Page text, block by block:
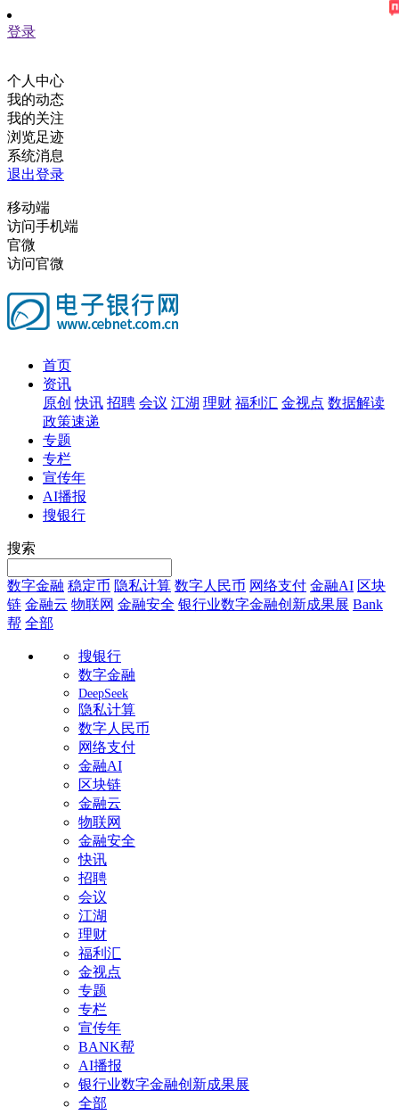
登录
个人中心
我的动态
我的关注
浏览足迹
系统消息
退出登录
移动端
访问手机端
官微
访问官微
首页
资讯
原创 快讯 招聘 会议 江湖 理财 福利汇 金视点 数据解读
政策速递
专题
专栏
宣传年
AI播报
搜银行
搜索
数字金融 稳定币 隐私计算 数字人民币 网络支付 金融AI 区块
链 金融云 物联网 金融安全 银行业数字金融创新成果展 Bank
帮 全部
搜银行
数字金融
DeepSeek
隐私计算
数字人民币
网络支付
金融AI
区块链
金融云
物联网
金融安全
快讯
招聘
会议
江湖
理财
福利汇
金视点
专题
专栏
宣传年
BANK帮
AI播报
银行业数字金融创新成果展
全部